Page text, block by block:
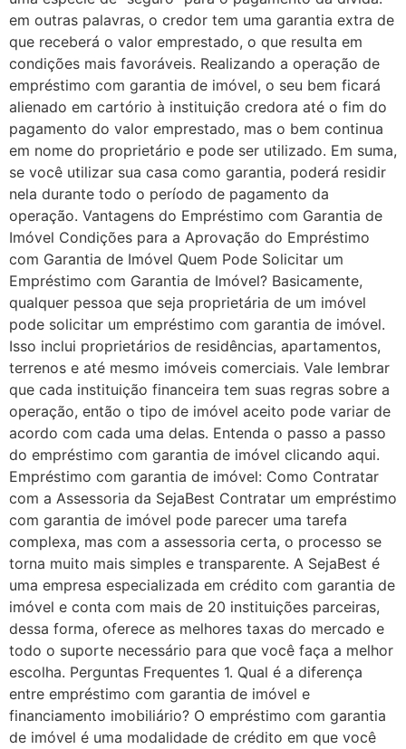
em outras palavras, o credor tem uma garantia extra de
que receberá o valor emprestado, o que resulta em
condições mais favoráveis. Realizando a operação de
empréstimo com garantia de imóvel, o seu bem ficará
alienado em cartório à instituição credora até o fim do
pagamento do valor emprestado, mas o bem continua
em nome do proprietário e pode ser utilizado. Em suma,
se você utilizar sua casa como garantia, poderá residir
nela durante todo o período de pagamento da
operação. Vantagens do Empréstimo com Garantia de
Imóvel Condições para a Aprovação do Empréstimo
com Garantia de Imóvel Quem Pode Solicitar um
Empréstimo com Garantia de Imóvel? Basicamente,
qualquer pessoa que seja proprietária de um imóvel
pode solicitar um empréstimo com garantia de imóvel.
Isso inclui proprietários de residências, apartamentos,
terrenos e até mesmo imóveis comerciais. Vale lembrar
que cada instituição financeira tem suas regras sobre a
operação, então o tipo de imóvel aceito pode variar de
acordo com cada uma delas. Entenda o passo a passo
do empréstimo com garantia de imóvel clicando aqui.
Empréstimo com garantia de imóvel: Como Contratar
com a Assessoria da SejaBest Contratar um empréstimo
com garantia de imóvel pode parecer uma tarefa
complexa, mas com a assessoria certa, o processo se
torna muito mais simples e transparente. A SejaBest é
uma empresa especializada em crédito com garantia de
imóvel e conta com mais de 20 instituições parceiras,
dessa forma, oferece as melhores taxas do mercado e
todo o suporte necessário para que você faça a melhor
escolha. Perguntas Frequentes 1. Qual é a diferença
entre empréstimo com garantia de imóvel e
financiamento imobiliário? O empréstimo com garantia
de imóvel é uma modalidade de crédito em que você